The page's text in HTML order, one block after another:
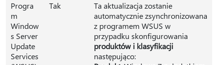
Progra
m
Window
s Server
Update
Services
Tak
Ta aktualizacja zostanie
automatycznie zsynchronizowana
z programem WSUS w
przypadku skonfigurowania
produktów i klasyfikacji
następująco: